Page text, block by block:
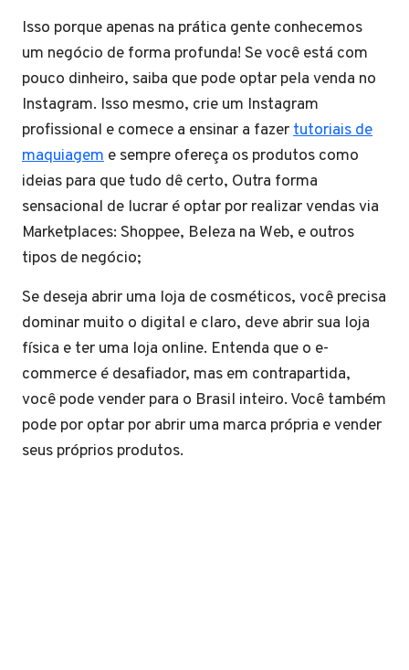
Isso porque apenas na prática gente conhecemos
um negócio de forma profunda! Se você está com
pouco dinheiro, saiba que pode optar pela venda no
Instagram. Isso mesmo, crie um Instagram
profissional e comece a ensinar a fazertutoriais de
maquiagem e sempre ofereça os produtos como
ideias para que tudo dê certo, Outra forma
sensacional de lucrar é optar por realizar vendas via
Marketplaces: Shoppee, Beleza na Web, e outros
tipos de negócio;
Se deseja abrir uma loja de cosméticos, você precisa
dominar muito o digital e claro, deve abrir sua loja
física e ter uma loja online. Entenda que o e-
commerce é desafiador, mas em contrapartida,
você pode vender para o Brasil inteiro. Você também
pode por optar por abrir uma marca própria e vender
seus próprios produtos.